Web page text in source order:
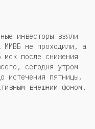
инвесторы взяли
ММВБ не проходили, а
после снижения
сегодня утром
истечения пятницы,
внешним фоном.